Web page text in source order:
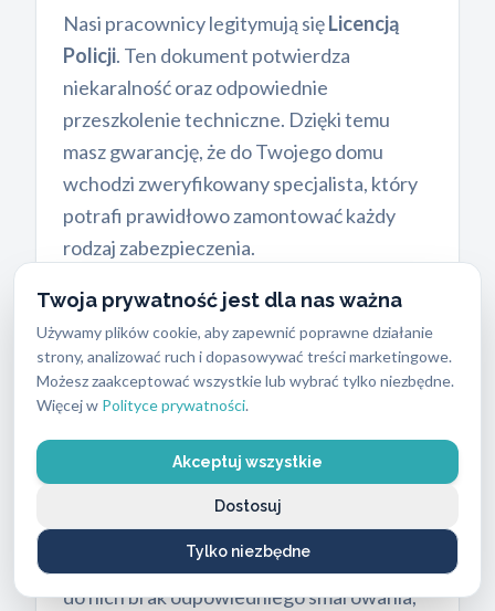
Twoja prywatność jest dla nas ważna
Używamy plików cookie, aby zapewnić poprawne działanie
strony, analizować ruch i dopasowywać treści marketingowe.
Możesz zaakceptować wszystkie lub wybrać tylko niezbędne.
Więcej w Polityce prywatności.
Akceptuj wszystkie
Tylko niezbędne
Dostosuj
Nasi pracownicy legitymują sięLicencją
Policji. Ten dokument potwierdza
niekaralność oraz odpowiednie
przeszkolenie techniczne. Dzięki temu
masz gwarancję, że do Twojego domu
wchodzi zweryfikowany specjalista, który
potrafi prawidłowo zamontować każdy
rodzaj zabezpieczenia.
Naprawa czy całkowita
wymiana mechanizmu?
Klienci często zastanawiają się, czy stary
mechanizm można jeszcze uratować.
Decyzja zależy od stopnia zużycia i rodzaju
usterki.Naprawa zamkówsprawdza się w
przypadku drobnych problemów. Należą
do nich brak odpowiedniego smarowania,